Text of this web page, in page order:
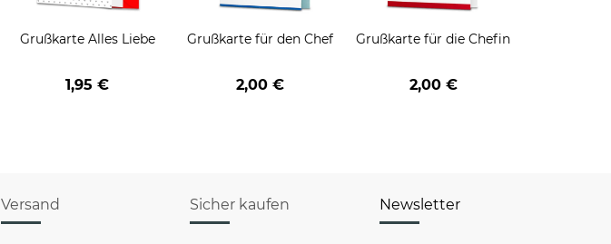
Grußkarte Alles Liebe
1,95 €
Grußkarte für den Chef
2,00 €
Grußkarte für die Chefin
2,00 €
Versand Sicher kaufen Newsletter